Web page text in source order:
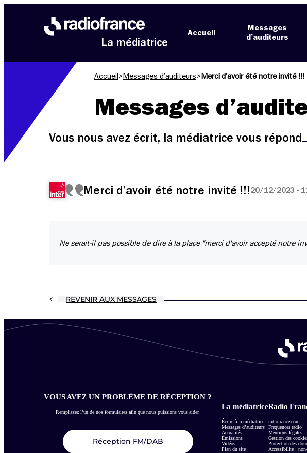
La médiatrice
Accueil
Messages
d’auditeurs
Accueil > Messages d’auditeurs> Merci d’avoir été notre invité !!!
Messages
Vous nous avez écrit, la médiatrice vous répond
Merci d’avoir été notre invité !!!20/12/2023 -
Ne serait-il pas possible de dire à la place "merci d'avoir accepté notre
REVENIR AUX MESSAGES
VOUS AVEZ UN PROBLÈME DE RÉCEPTION ?
Remplissez l’un de nos formulaires afin que nous puissions vous aider.
Réception FM/DAB
La médiatrice
Écrire à la médiatrice
Messages d’auditeurs
Actualités
Émissions
Vidéos
Plan du site
Radio
radiofrance.com
Fréquences radio
Mentions légales
Gestion des
Protection des
Accessibilité :